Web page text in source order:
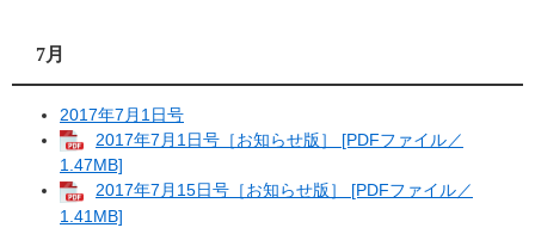
7月
2017年7月1日号
2017年7月1日号［お知らせ版］ [PDFファイル／
1.47MB]
2017年7月15日号［お知らせ版］ [PDFファイル／
1.41MB]